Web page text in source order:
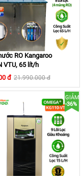
hoạt động liên tục
uống, tiện lợi.
RO Kangaroo
VTU, 65 lít/h
đ 21.990.000 đ
GIẢM
-36%